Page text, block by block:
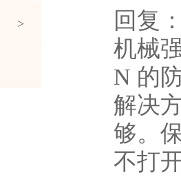
回复
机械
N 的
解决
够。
不打